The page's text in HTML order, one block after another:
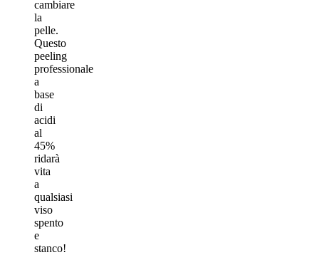
cambiare
la
pelle.
Questo
peeling
professionale
a
base
di
acidi
al
45%
ridarà
vita
a
qualsiasi
viso
spento
e
stanco!